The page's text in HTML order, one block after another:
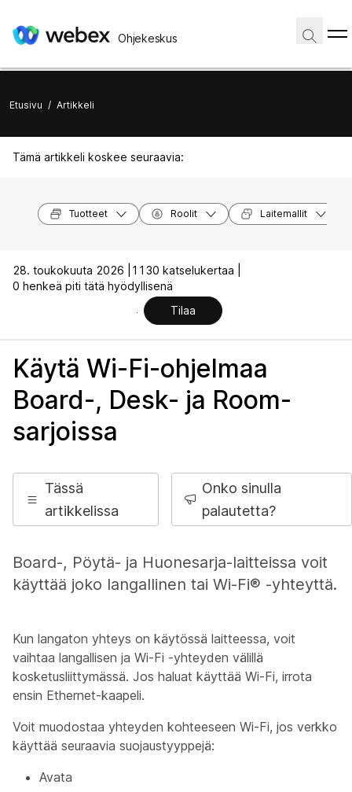
Ohjekeskus
Etusivu / Artikkeli
Tämä artikkeli koskee seuraavia:
Tuotteet Roolit Laitemallit
28. toukokuuta 2026 |
1130 katselukertaa |
0 henkeä piti tätä hyödyllisenä
Tilaa
Käytä Wi-Fi-ohjelmaa
Board-, Desk- ja Room-
sarjoissa
Tässä
artikkelissa
Onko sinulla
palautetta?
Board-, Pöytä- ja Huonesarja-laitteissa voit
käyttää joko langallinen tai Wi-Fi® -yhteyttä.
Kun langaton yhteys on käytössä laitteessa, voit
vaihtaa langallisen ja Wi-Fi -yhteyden välillä
kosketusliittymässä. Jos haluat käyttää Wi-Fi, irrota
ensin Ethernet-kaapeli.
Voit muodostaa yhteyden kohteeseen Wi-Fi, jos verkko
käyttää seuraavia suojaustyyppejä:
Avata